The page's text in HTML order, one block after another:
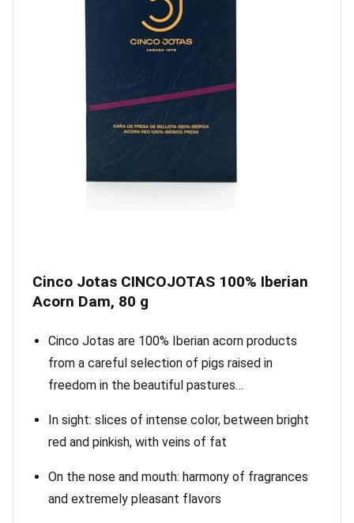
Cinco Jotas CINCOJOTAS 100% Iberian
Acorn Dam, 80 g
Cinco Jotas are 100% Iberian acorn products
from a careful selection of pigs raised in
freedom in the beautiful pastures…
In sight: slices of intense color, between bright
red and pinkish, with veins of fat
On the nose and mouth: harmony of fragrances
and extremely pleasant flavors